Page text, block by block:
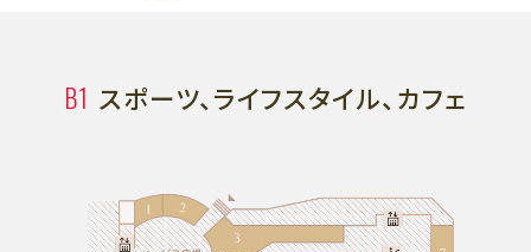
サービス エンタテインメント ブライダル
グルメ フロアマップ アクセス
B1 スポーツ、ライフスタイル、カフェ